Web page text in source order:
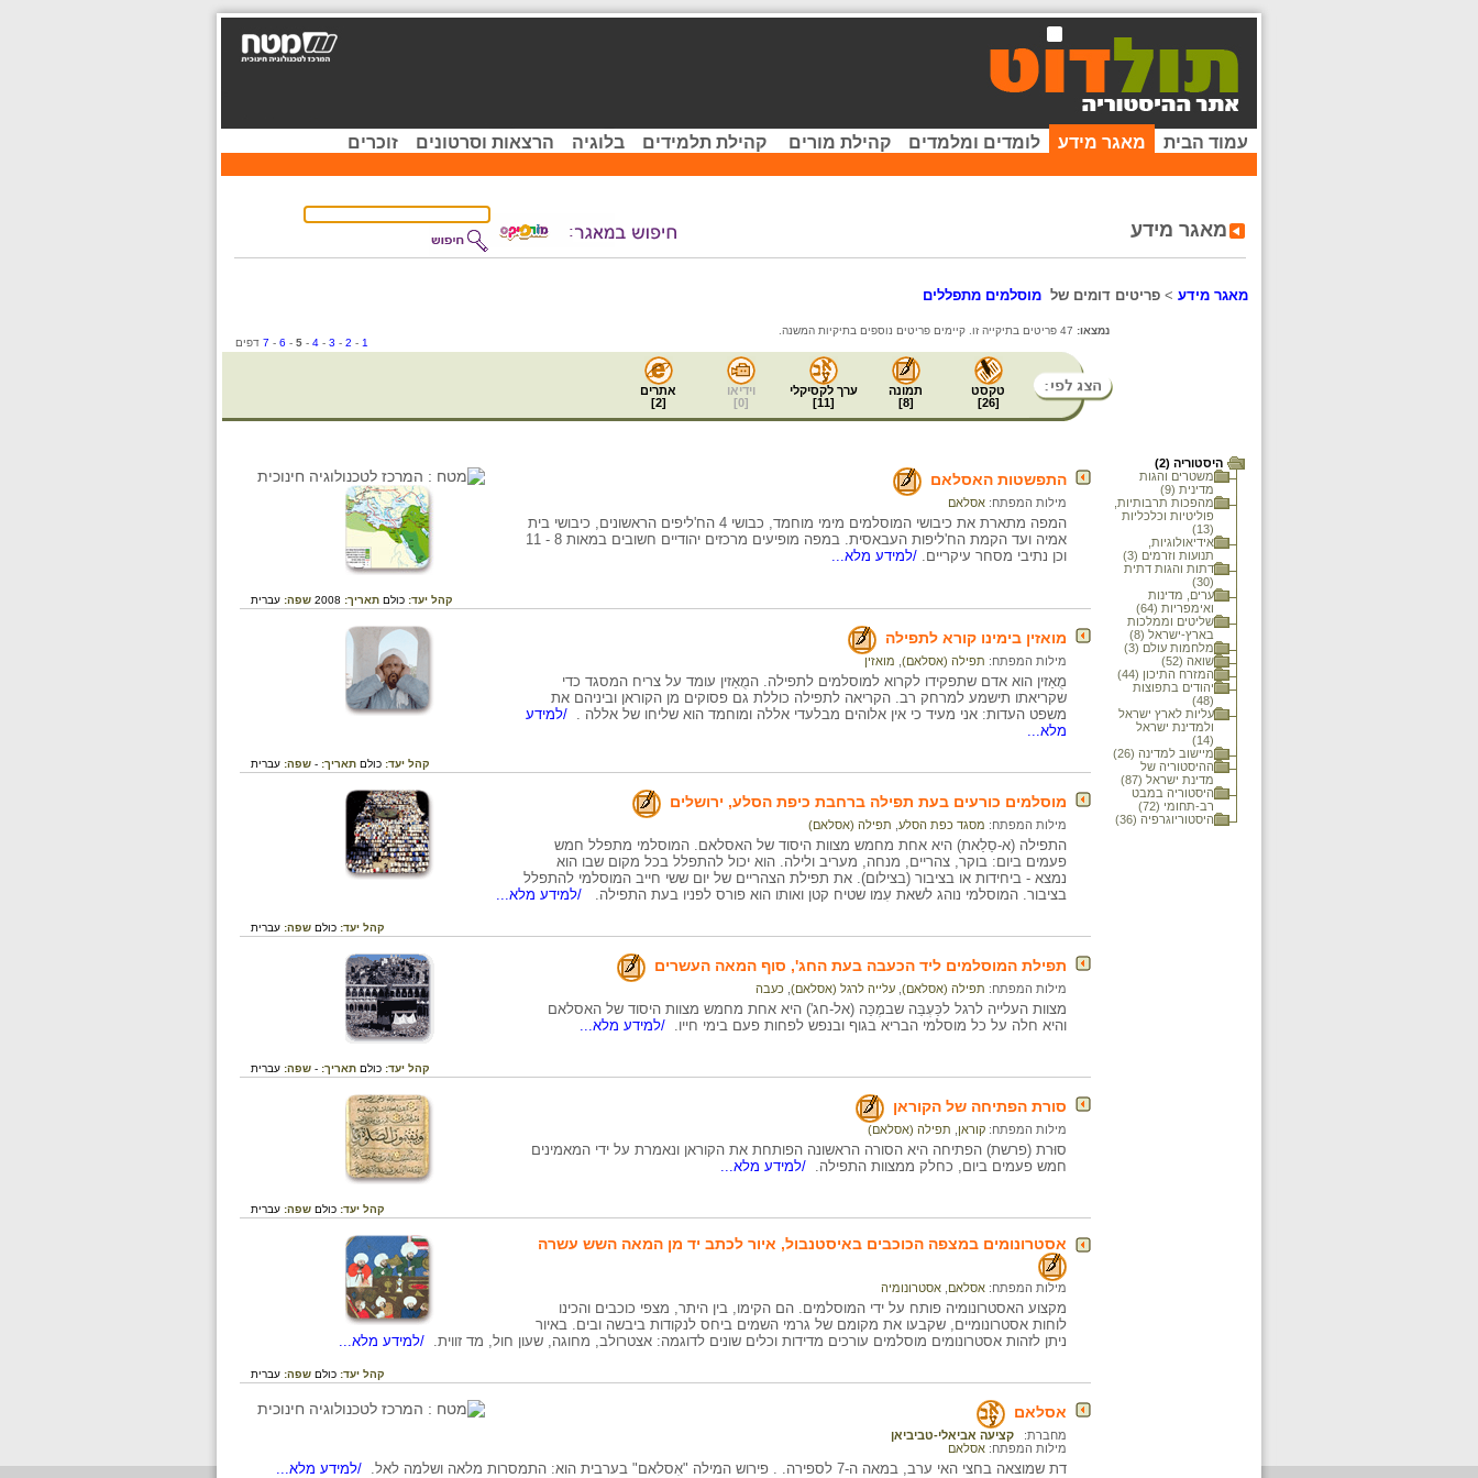
עמוד הבית מאגר מידע לומדים ומלמדים קהילת מורים קהילת תלמידים בלוגיה הרצאות וסרטונים זוכרים
מאגר מידע
מאגר מידע > פריטים דומים של מוסלמים מתפללים
נמצאו:
1
-
2
-
3
-
4
-
5
-
6
-
7 דפים
טקסט
[
26
]
תמונה
[
8
]
ערך לקסיקלי
[
11
]
וידיאו
[
0
]
אתרים
[
2
]
היסטוריה (2)
משטרים והגות
מדינית (9)
מהפכות תרבותיות,
פוליטיות וכלכליות
(13)
אידיאולוגיות,
תנועות וזרמים (3)
דתות והגות דתית
(30)
ערים, מדינות
ואימפריות (64)
שליטים וממלכות
בארץ-ישראל (8)
מלחמות עולם (3)
שואה (52)
המזרח התיכון (44)
יהודים בתפוצות
(48)
עליות לארץ ישראל
ולמדינת ישראל
(14)
מיישוב למדינה (26)
ההיסטוריה של
מדינת ישראל (87)
היסטוריה במבט
רב-תחומי (72)
היסטוריוגרפיה (36)
התפשטות האסלאם
מילות המפתח: אסלאם
המפה מתארת את כיבושי המוסלמים מימי מוחמד, כבושי 4 הח'ליפים הראשונים, כיבושי בית
אמיה ועד הקמת הח'ליפות העבאסית. במפה מופיעים מרכזים יהודיים חשובים במאות 8 - 11
וכן נתיבי מסחר עיקריים. /למידע מלא...
קהל יעד: כולם תאריך: 2008 שפה: עברית
מואזין בימינו קורא לתפילה
מילות המפתח: תפילה (אסלאם) מואזין
מֻאַזין הוא אדם שתפקידו לקרוא למוסלמים לתפילה. המֻאַזין עומד על צריח המסגד כדי
שקריאתו תישמע למרחק רב. הקריאה לתפילה כוללת גם פסוקים מן הקוראן וביניהם את
משפט העדות: אני מעיד כי אין אלוהים מבלעדי אללה ומוחמד הוא שליחו של אללה . /למידע
מלא...
קהל יעד: כולם תאריך: - שפה: עברית
מוסלמים כורעים בעת תפילה ברחבת כיפת הסלע, ירושלים
מילות המפתח: מסגד כפת הסלע תפילה (אסלאם)
התפילה (א-סַלַאת) היא אחת מחמש מצוות היסוד של האסלאם. המוסלמי מתפלל חמש
פעמים ביום: בוקר, צהריים, מנחה, מעריב ולילה. הוא יכול להתפלל בכל מקום שבו הוא
נמצא - ביחידות או בציבור (בצילום). את תפילת הצהריים של יום ששי חייב המוסלמי להתפלל
בציבור. המוסלמי נוהג לשאת עִמו שטיח קטן ואותו הוא פורס לפניו בעת התפילה.
/למידע מלא...
קהל יעד: כולם שפה: עברית
תפילת המוסלמים ליד הכעבה בעת החג', סוף המאה העשרים
מילות המפתח: תפילה (אסלאם) עלייה לרגל (אסלאם) כעבה
מצוות העלייה לרגל לכַּעְבַּה שבמֶכַּה (אל-חג') היא אחת מחמש מצוות היסוד של האסלאם
והיא חלה על כל מוסלמי הבריא בגוף ובנפש לפחות פעם בימי חייו. /למידע מלא...
קהל יעד: כולם תאריך: - שפה: עברית
סורת הפתיחה של הקוראן
מילות המפתח: קוראן תפילה (אסלאם)
סוּרת (פרשת) הפתיחה היא הסורה הראשונה הפותחת את הקוראן ונאמרת על ידי המאמינים
חמש פעמים ביום, כחלק ממצוות התפילה. /למידע מלא...
קהל יעד: כולם שפה: עברית
אסטרונומים במצפה הכוכבים באיסטנבול, איור לכתב יד מן המאה השש עשרה
מילות המפתח: אסלאם אסטרונומיה
מקצוע האסטרונומיה פותח על ידי המוסלמים. הם הקימו, בין היתר, מצפי כוכבים והכינו
לוחות אסטרונומיים, שקבעו את מקומם של גרמי השמים ביחס לנקודות ביבשה ובים. באיור
ניתן לזהות אסטרונומים מוסלמים עורכים מדידות וכלים שונים לדוגמה: אצטרולב, מחוגה, שעון חול, מד זווית. /למידע מלא...
קהל יעד: כולם שפה: עברית
אסלאם
מחברת:
קציעה אביאלי-טביביאן
מילות המפתח: אסלאם
דת שמוצאה בחצי האי ערב, במאה ה-7 לספירה. . פירוש המילה "אִסלאם" בערבית הוא: התמסרות מלאה ושלמה לאל. /למידע מלא...